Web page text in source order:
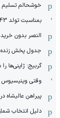
خوشحالم
بمناسبت تولد 43 سالگی رابین فن پرسی
النصر بدون
جدول پخش زنده
گربیج: ژاپنی‌ها
وقتی وینیسیوس
پیراهن
دلیل انتخاب